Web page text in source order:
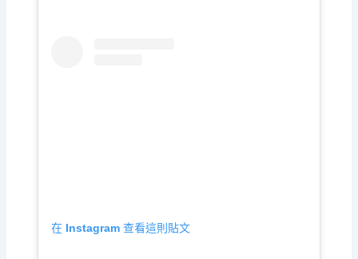
在 Instagram 查看這則貼文